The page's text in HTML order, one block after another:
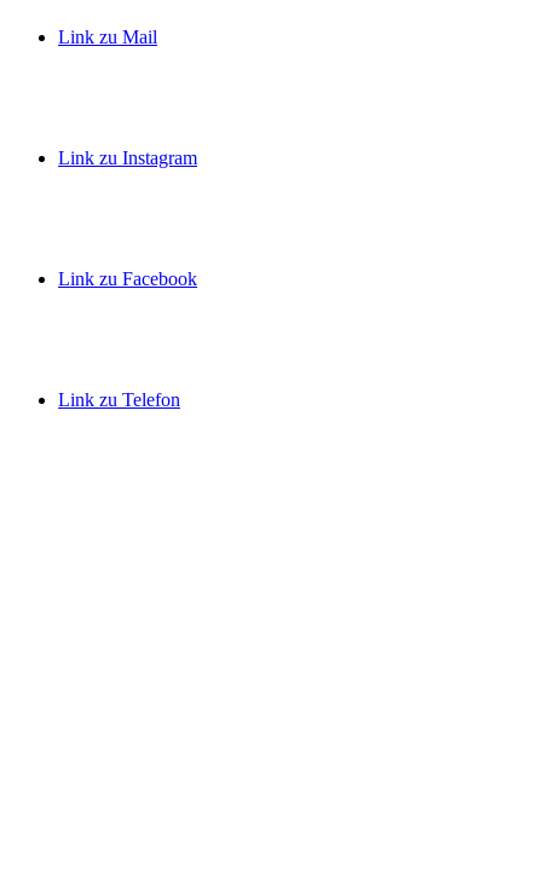
Link zu Mail
Link zu Instagram
Link zu Facebook
Link zu Telefon